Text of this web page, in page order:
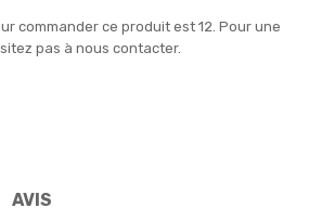
commander ce produit est 12. Pour une
pas à nous contacter.
AVIS